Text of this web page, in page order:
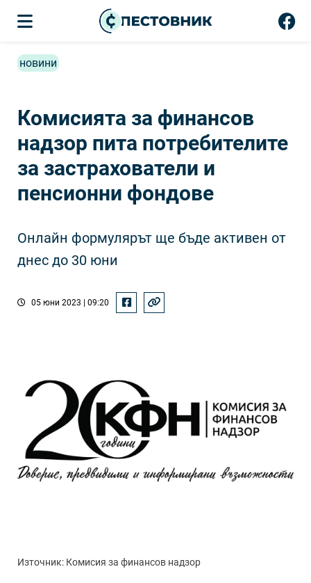
новини
Комисията за финансов
надзор пита потребителите
за застрахователи и
пенсионни фондове
Онлайн формулярът ще бъде активен от
днес до 30 юни
05 юни 2023 | 09:20
Източник: Комисия за финансов надзор